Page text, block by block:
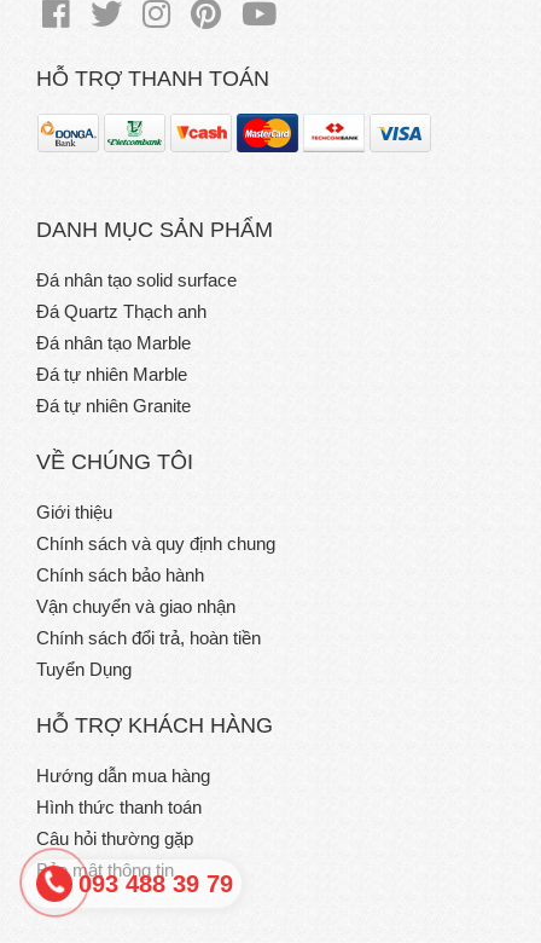
HỖ TRỢ THANH TOÁN
DANH MỤC SẢN PHẨM
Đá nhân tạo solid surface
Đá Quartz Thạch anh
Đá nhân tạo Marble
Đá tự nhiên Marble
Đá tự nhiên Granite
VỀ CHÚNG TÔI
Giới thiệu
Chính sách và quy định chung
Chính sách bảo hành
Vận chuyển và giao nhận
Chính sách đổi trả, hoàn tiền
Tuyển Dụng
HỖ TRỢ KHÁCH HÀNG
Hướng dẫn mua hàng
Hình thức thanh toán
Câu hỏi thường gặp
Bảo mật thông tin
093 488 39 79